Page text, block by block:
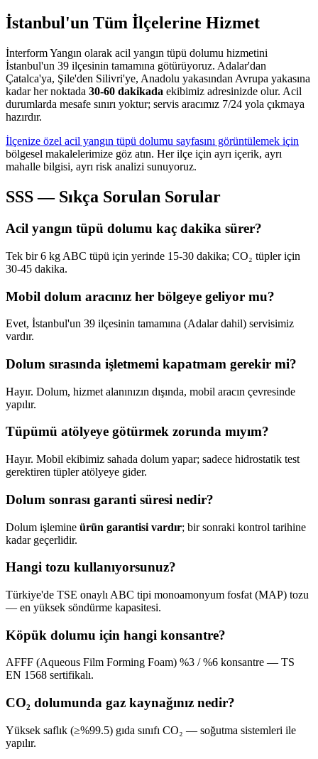
İstanbul'un Tüm İlçelerine Hizmet
İnterform Yangın olarak acil yangın tüpü dolumu hizmetini
İstanbul'un 39 ilçesinin tamamına götürüyoruz. Adalar'dan
Çatalca'ya, Şile'den Silivri'ye, Anadolu yakasından Avrupa yakasına
kadar her noktada 30-60 dakikada ekibimiz adresinizde olur. Acil
durumlarda mesafe sınırı yoktur; servis aracımız 7/24 yola çıkmaya
hazırdır.
İlçenize özel acil yangın tüpü dolumu sayfasını görüntülemek için
bölgesel makalelerimize göz atın. Her ilçe için ayrı içerik, ayrı
mahalle bilgisi, ayrı risk analizi sunuyoruz.
SSS — Sıkça Sorulan Sorular
Acil yangın tüpü dolumu kaç dakika sürer?
Tek bir 6 kg ABC tüpü için yerinde 15-30 dakika; CO₂ tüpler için
30-45 dakika.
Mobil dolum aracınız her bölgeye geliyor mu?
Evet, İstanbul'un 39 ilçesinin tamamına (Adalar dahil) servisimiz
vardır.
Dolum sırasında işletmemi kapatmam gerekir mi?
Hayır. Dolum, hizmet alanınızın dışında, mobil aracın çevresinde
yapılır.
Tüpümü atölyeye götürmek zorunda mıyım?
Hayır. Mobil ekibimiz sahada dolum yapar; sadece hidrostatik test
gerektiren tüpler atölyeye gider.
Dolum sonrası garanti süresi nedir?
Dolum işlemine ürün garantisi vardır; bir sonraki kontrol tarihine
kadar geçerlidir.
Hangi tozu kullanıyorsunuz?
Türkiye'de TSE onaylı ABC tipi monoamonyum fosfat (MAP) tozu
— en yüksek söndürme kapasitesi.
Köpük dolumu için hangi konsantre?
AFFF (Aqueous Film Forming Foam) %3 / %6 konsantre — TS
EN 1568 sertifikalı.
CO₂ dolumunda gaz kaynağınız nedir?
Yüksek saflık (≥%99.5) gıda sınıfı CO₂ — soğutma sistemleri ile
yapılır.